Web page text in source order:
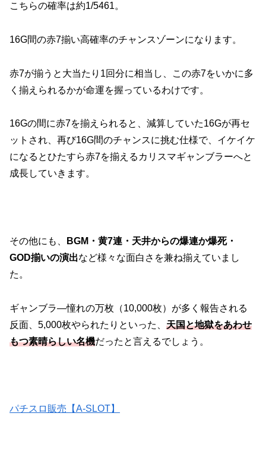
こちらの確率は約1/5461。
16G間の赤7揃い高確率のチャンスゾーンになります。
赤7が揃うと大当たり1回分に相当し、この赤7をいかに多
く揃えられるかが命運を握っているわけです。
16Gの間に赤7を揃えられると、減算していた16Gが再セ
ットされ、再び16G間のチャンスに挑む仕様で、イケイケ
になるとひたすら赤7を揃えるカリスマギャンブラーへと
成長していきます。
その他にも、
BGM・黄7連・天井からの爆連か爆死・
GOD揃いの演出など様々な面白さを兼ね揃えていまし
た。
ギャンブラ―憧れの万枚（10,000枚）が多く報告される
反面、5,000枚やられたりといった、 天国と地獄をあわせ
もつ素晴らしい名機だったと言えるでしょう。
パチスロ販売【A-SLOT】